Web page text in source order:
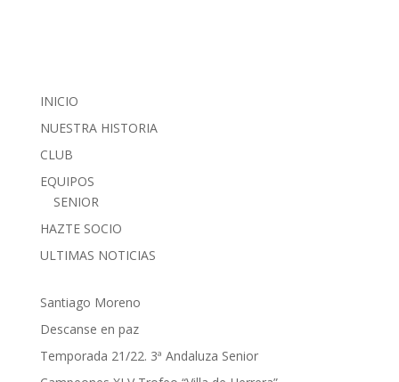
INICIO
NUESTRA HISTORIA
CLUB
EQUIPOS
SENIOR
HAZTE SOCIO
ULTIMAS NOTICIAS
Santiago Moreno
Descanse en paz
Temporada 21/22. 3ª Andaluza Senior